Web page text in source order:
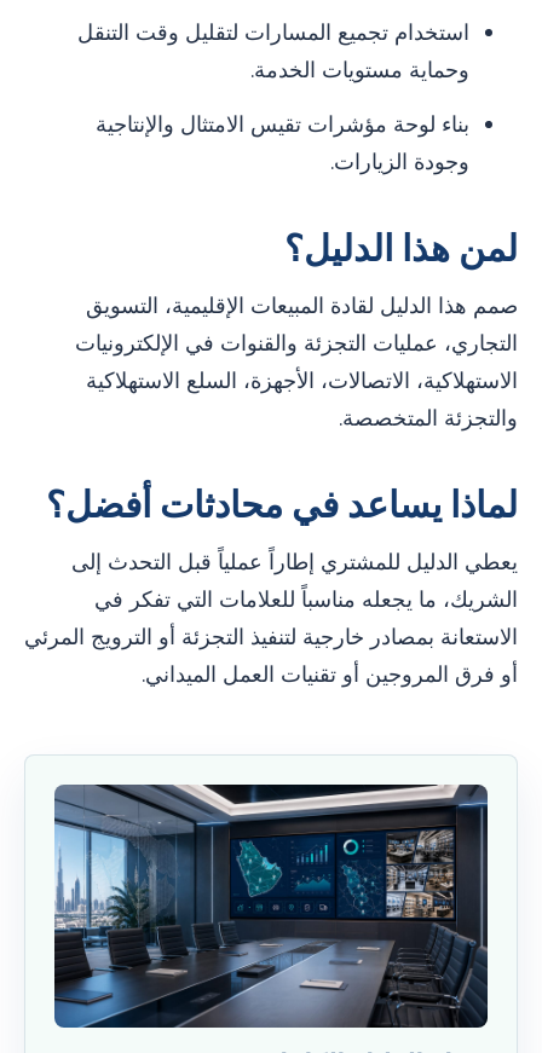
استخدام تجميع المسارات لتقليل وقت التنقل
وحماية مستويات الخدمة.
بناء لوحة مؤشرات تقيس الامتثال والإنتاجية
وجودة الزيارات.
لمن هذا الدليل؟
صمم هذا الدليل لقادة المبيعات الإقليمية، التسويق
التجاري، عمليات التجزئة والقنوات في الإلكترونيات
الاستهلاكية، الاتصالات، الأجهزة، السلع الاستهلاكية
والتجزئة المتخصصة.
لماذا يساعد في محادثات أفضل؟
يعطي الدليل للمشتري إطاراً عملياً قبل التحدث إلى
الشريك، ما يجعله مناسباً للعلامات التي تفكر في
الاستعانة بمصادر خارجية لتنفيذ التجزئة أو الترويج المرئي
أو فرق المروجين أو تقنيات العمل الميداني.